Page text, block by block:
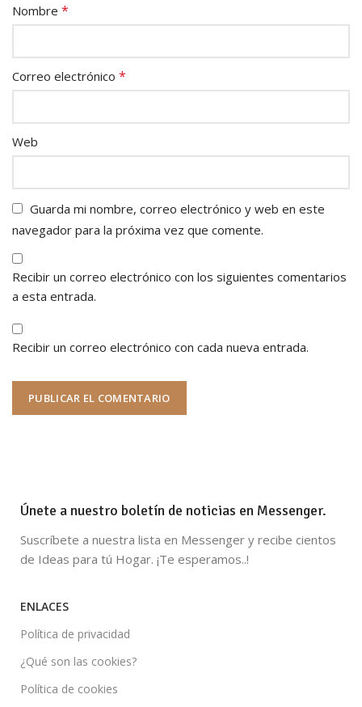
Nombre *
Correo electrónico *
Web
Guarda mi nombre, correo electrónico y web en este
navegador para la próxima vez que comente.
Recibir un correo electrónico con los siguientes comentarios
a esta entrada.
Recibir un correo electrónico con cada nueva entrada.
Únete a nuestro boletín de noticias en Messenger.
Suscríbete a nuestra lista en Messenger y recibe cientos
de Ideas para tú Hogar. ¡Te esperamos..!
ENLACES
Política de privacidad
¿Qué son las cookies?
Política de cookies